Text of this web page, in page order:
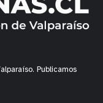
Publicamos